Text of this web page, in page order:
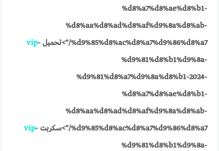
%d8%a7%d8%ae%d8%b1-
%d8%aa%d8%ad%d8%af%d9%8a%d8%ab-
%d9%85%d8%ac%d8%a7%d9%86%d8%a7/">تحميل
vip-
%d9%81%d8%b1%d9%8a-
%d9%81%d8%a7%d9%8a%d8%b1-2024-
%d8%a7%d8%ae%d8%b1-
%d8%aa%d8%ad%d8%af%d9%8a%d8%ab-
%d9%85%d8%ac%d8%a7%d9%86%d8%a7/">سكربت
vip-
%d9%81%d8%b1%d9%8a-